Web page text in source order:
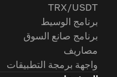
TRX/USDT
برنامج الوسيط
برنامج صانع السوق
مصاريف
واجهة برمجة التطبيقات